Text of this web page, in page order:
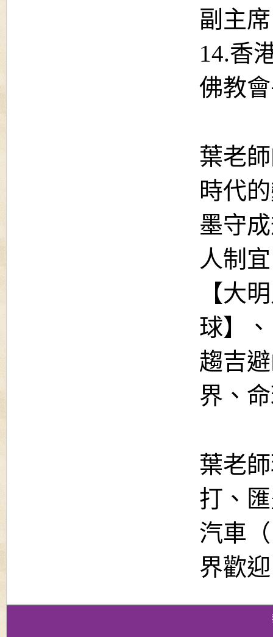
副主
14.香
佛教
葉老
時代
墨守
人制
【大
球】
趨吉
界、
葉老
打、
汽車
界歡